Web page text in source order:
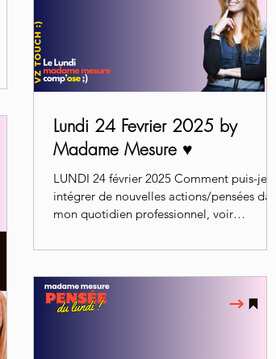
Lundi 24 Fevrier 2025 by
Madame Mesure ♥️
LUNDI 24 février 2025 Comment puis-je
intégrer de nouvelles actions/pensées dans
mon quotidien professionnel, voir